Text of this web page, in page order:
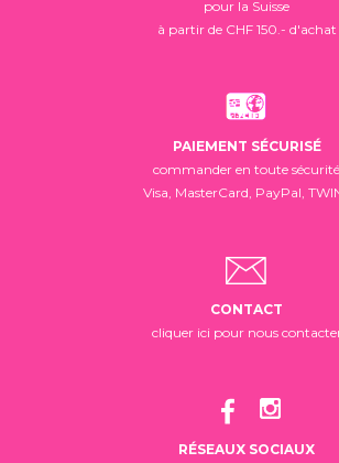
pour la Suisse
à partir de CHF 150.- d'achat
PAIEMENT SÉCURISÉ
commander en toute sécurité
Visa, MasterCard, PayPal,
CONTACT
cliquer ici pour nous
RÉSEAUX SOCIAUX